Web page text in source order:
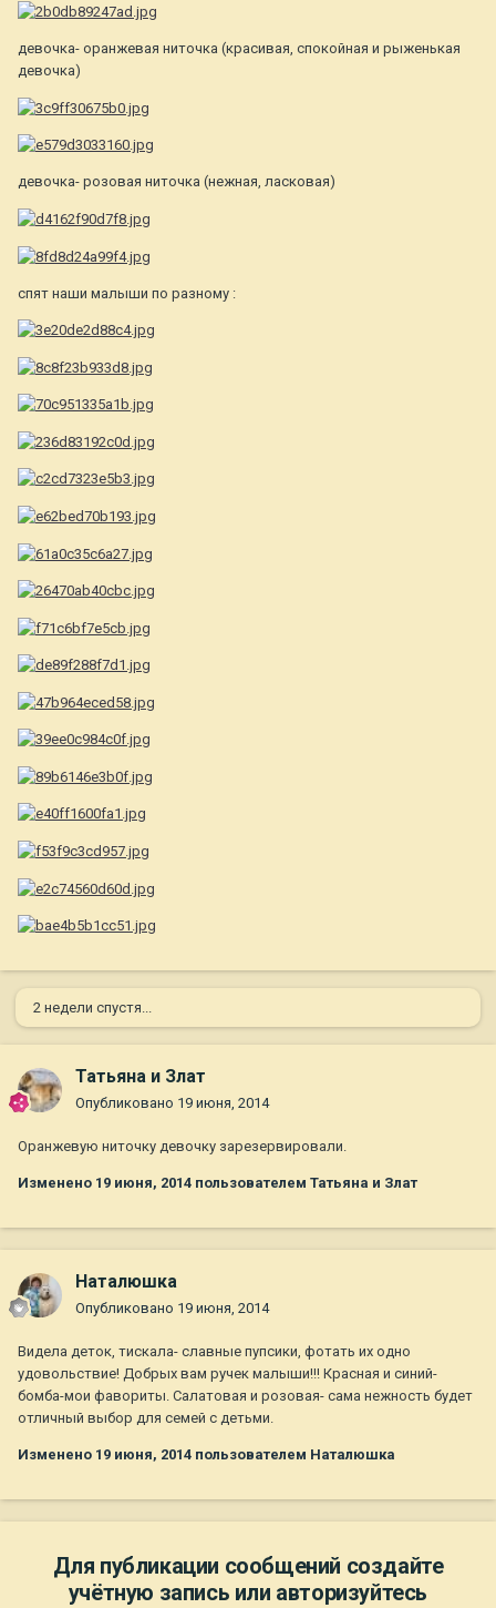
девочка- оранжевая ниточка (красивая, спокойная и рыженькая
девочка)
девочка- розовая ниточка (нежная, ласковая)
спят наши малыши по разному :
2 недели спустя...
Татьяна и Злат
Опубликовано 19 июня, 2014
Оранжевую ниточку девочку зарезервировали.
Изменено 19 июня, 2014 пользователем Татьяна и Злат
Наталюшка
Опубликовано 19 июня, 2014
Видела деток, тискала- славные пупсики, фотать их одно
удовольствие! Добрых вам ручек малыши!!! Красная и синий-
бомба-мои фавориты. Салатовая и розовая- сама нежность будет
отличный выбор для семей с детьми.
Изменено 19 июня, 2014 пользователем Наталюшка
Для публикации сообщений создайте
учётную запись или авторизуйтесь